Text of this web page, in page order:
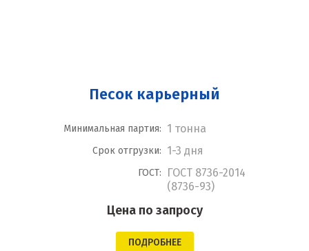
Песок карьерный
Минимальная партия: 1 тонна
Срок отгрузки: 1-3 дня
ГОСТ:
ГОСТ 8736-2014
(8736-93)
Цена по запросу
ПОДРОБНЕЕ